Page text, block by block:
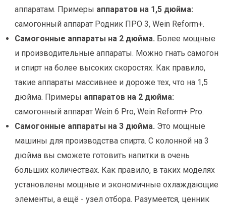
аппаратам. Примеры аппаратов на 1,5 дюйма:
самогонный аппарат Родник ПРО 3, Wein Reform+.
Самогонные аппараты на 2 дюйма. Более мощные
и производительные аппараты. Можно гнать самогон
и спирт на более высоких скоростях. Как правило,
такие аппараты массивнее и дороже тех, что на 1,5
дюйма. Примеры аппаратов на 2 дюйма:
самогонный аппарат Wein 6 Pro, Wein Reform+ Pro.
Самогонные аппараты на 3 дюйма. Это мощные
машины для производства спирта. С колонной на 3
дюйма вы сможете готовить напитки в очень
больших количествах. Как правило, в таких моделях
установлены мощные и экономичные охлаждающие
элементы, а ещё - узел отбора. Разумеется, ценник